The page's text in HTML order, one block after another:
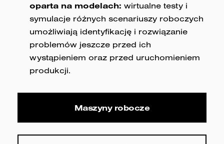
oparta na modelach:wirtualne testy i
symulacje różnych scenariuszy roboczych
umożliwiają identyfikację i rozwiązanie
problemów jeszcze przed ich
wystąpieniem oraz przed uruchomieniem
produkcji.
Maszyny robocze